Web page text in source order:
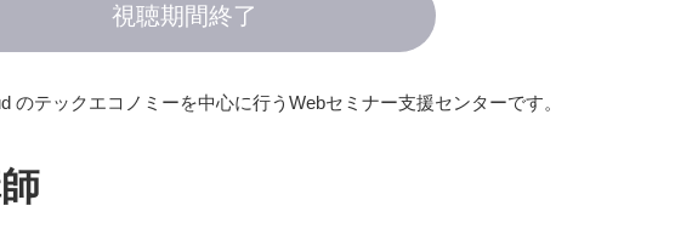
視聴期間終了
のテックエコノミーを中心に行うWebセミナー支援センターです。